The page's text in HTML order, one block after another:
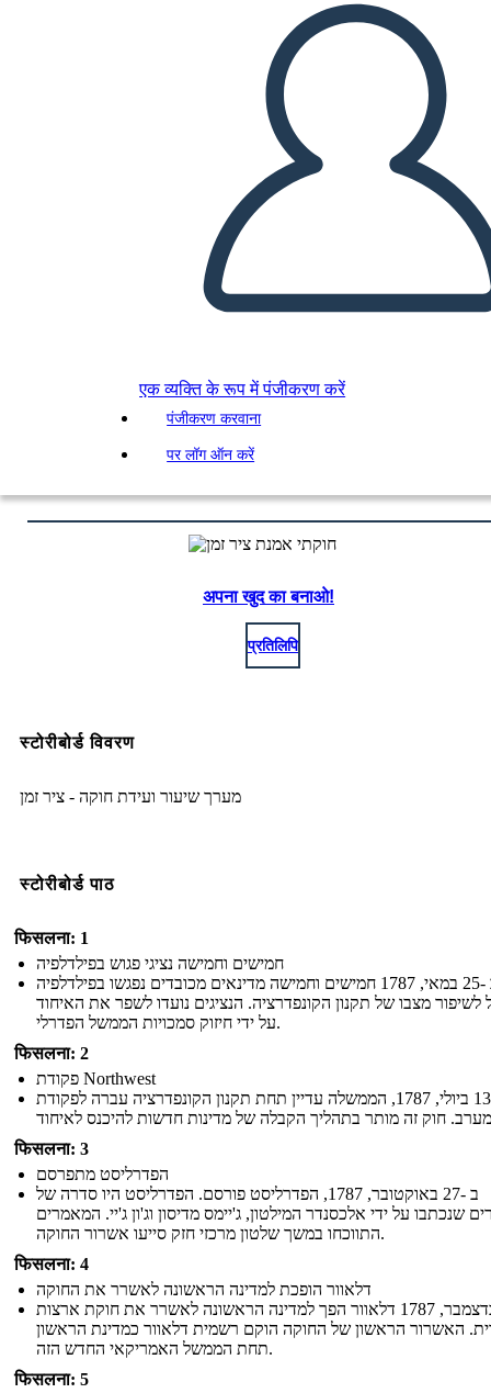
एक व्यक्ति के रूप में पंजीकरण करें
पंजीकरण करवाना
पर लॉग ऑन करें
मुझे पढ़कर सुनाओ
अपना खुद का बनाओ!
प्रतिलिपि
स्टोरीबोर्ड विवरण
מערך שיעור ועידת חוקה - ציר זמן
स्टोरीबोर्ड पाठ
फिसलना: 1
חמישים וחמישה נציגי פגוש בפילדלפיה
ב -25 במאי, 1787 חמישים וחמישה מדינאים מכובדים נפגשו בפילדלפיה
לשיפור מצבו של תקנון הקונפדרציה. הנציגים נועדו לשפר את האיחוד
על ידי חיזוק סמכויות הממשל הפדרלי.
फिसलना: 2
פקודת Northwest
ב -13 ביולי, 1787, הממשלה עדיין תחת תקנון הקונפדרציה עברה לפקודת
फिसलना: 3
הפדרליסט מתפרסם
ב -27 באוקטובר, 1787, הפדרליסט פורסם. הפדרליסט היו סדרה של
שנכתבו על ידי אלכסנדר המילטון, ג'יימס מדיסון וג'ון ג'יי. המאמרים
התווכחו במשך שלטון מרכזי חזק סייעו אשרור החוקה.
फिसलना: 4
דלאוור הופכת למדינה הראשונה לאשרר את החוקה
ב -7 בדצמבר, 1787 דלאוור הפך למדינה הראשונה לאשרר את חוקת ארצות
האשרור הראשון של החוקה הוקם רשמית דלאוור כמדינת הראשון
תחת הממשל האמריקאי החדש הזה.
फिसलना: 5